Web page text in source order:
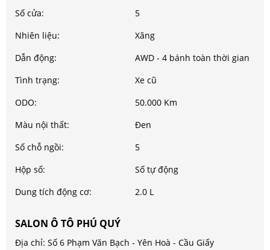
Số cửa:
5
Nhiên liệu:
Xăng
Dẫn động:
AWD - 4 bánh toàn thời gian
Tình trạng:
Xe cũ
ODO:
50.000 Km
Màu nội thất:
Đen
Số chỗ ngồi:
5
Hộp số:
Số tự động
Dung tích động cơ:
2.0 L
SALON Ô TÔ PHÚ QUÝ
Địa chỉ: Số 6 Phạm Văn Bạch - Yên Hoà - Cầu Giấy